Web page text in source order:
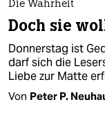
Die Wahrheit
Doch sie
Donnerstag ist
darf sich die
Liebe zur Matte
Von Peter P.